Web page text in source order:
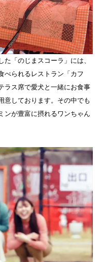
「のじまスコーラ」には、
べられるレストラン「カフ
ラス席で愛犬と一緒にお食事
意しております。その中でも
ンが豊富に摂れるワンちゃん